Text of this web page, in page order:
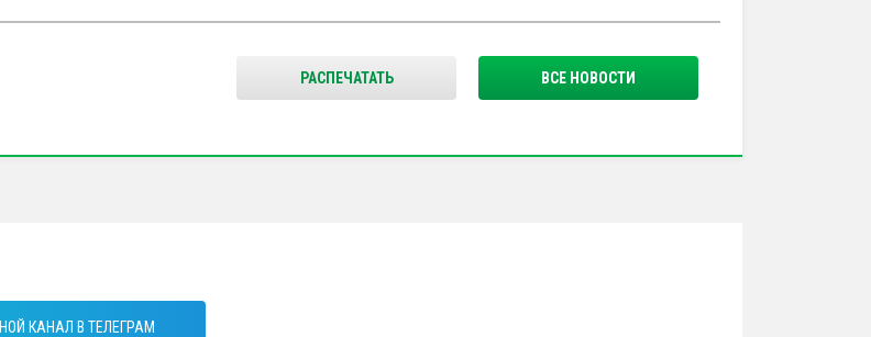
ВСЕ НОВОСТИ
РАСПЕЧАТАТЬ
КАНАЛ В ТЕЛЕГРАМ